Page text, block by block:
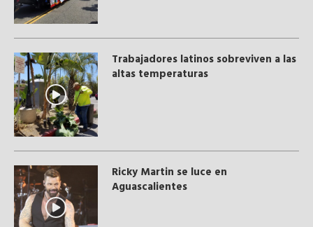
Trabajadores latinos sobreviven a las
altas temperaturas
Ricky Martin se luce en
Aguascalientes